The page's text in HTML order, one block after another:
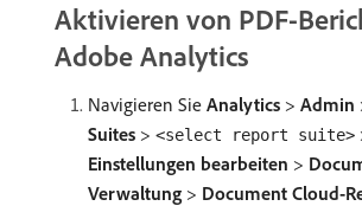
Aktivieren von PDF-
Adobe Analytics
Navigieren Sie Analytics > Admin
Suites > <select report suite>
Einstellungen bearbeiten >
Verwaltung > Document Cloud-